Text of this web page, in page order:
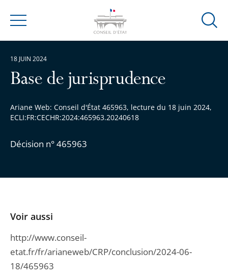
Menu
Ouvrir
Base de jurisprudence
Ariane Web: Conseil d'État 465963, lecture du 18 juin 2024,
ECLI:FR:CECHR:2024:465963.20240618
Décision n° 465963
18 JUIN 2024
Voir aussi
http://www.conseil-
etat.fr/fr/arianeweb/CRP/conclusion/2024-06-
18/465963